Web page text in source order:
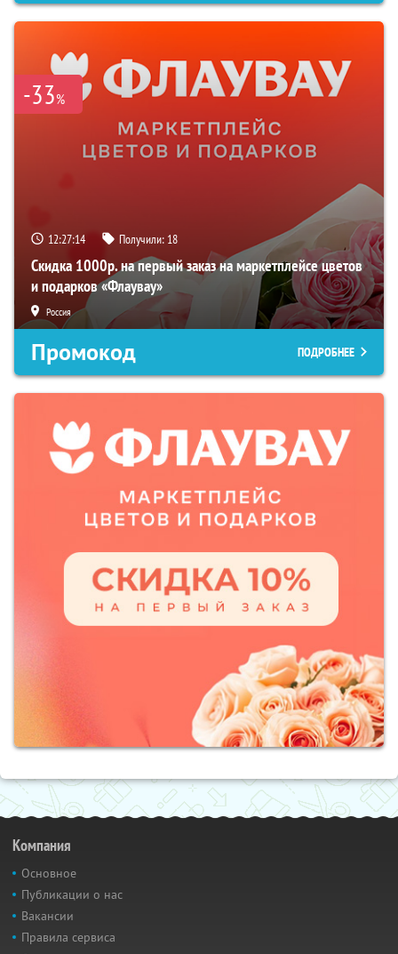
-33%
12:27:13 Получили: 18
Скидка 1000р. на первый заказ на маркетплейсе цветов
и подарков «Флаувау»
Россия
Промокод ПОДРОБНЕЕ
Компания
Основное
Публикации о нас
Вакансии
Правила сервиса